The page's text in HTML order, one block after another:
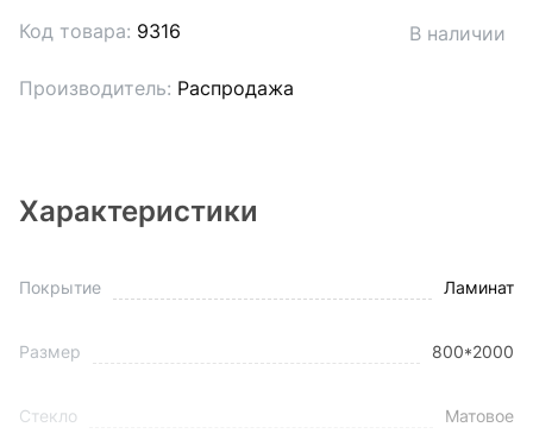
Код товара: 9316
Производитель: Распродажа
В наличии
Характеристики
Покрытие Ламинат
Размер 800*2000
Стекло Матовое